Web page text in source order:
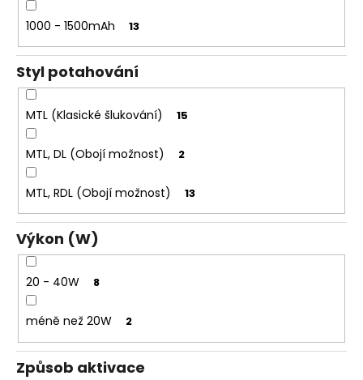
1000 - 1500mAh 13
Styl potahování
MTL (Klasické šlukování) 15
MTL, DL (Obojí možnost) 2
MTL, RDL (Obojí možnost) 13
Výkon (W)
20 - 40W 8
méně než 20W 2
Způsob aktivace